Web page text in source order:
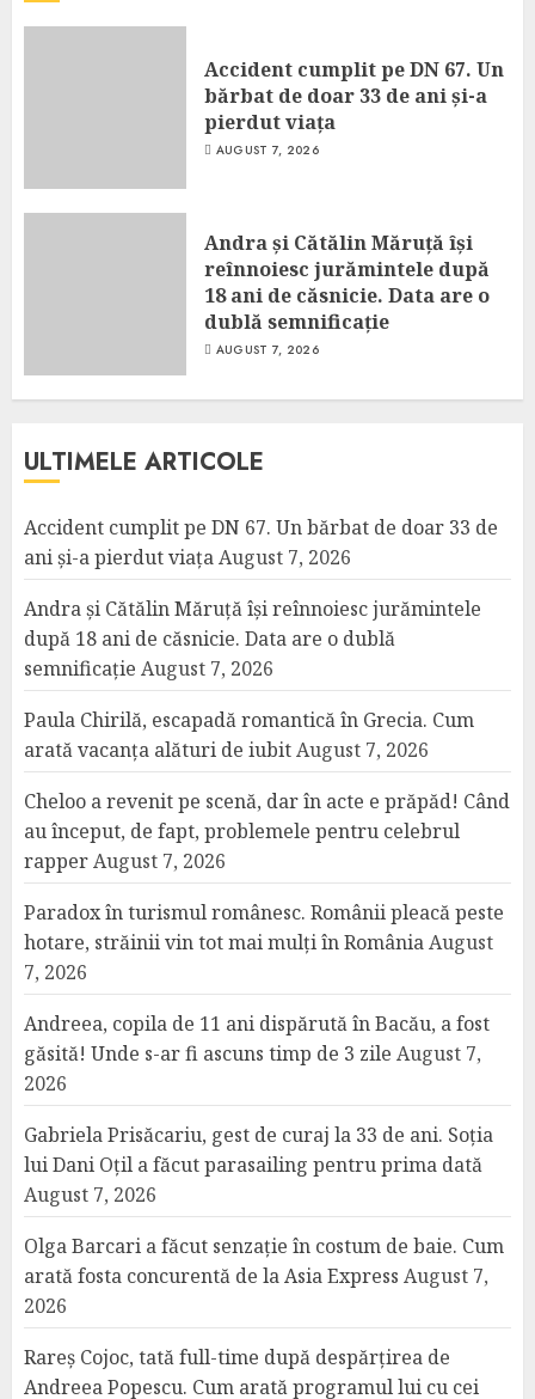
Accident cumplit pe DN 67. Un
bărbat de doar 33 de ani și-a
pierdut viața
AUGUST 7, 2026
Andra și Cătălin Măruță își
reînnoiesc jurămintele după
18 ani de căsnicie. Data are o
dublă semnificație
AUGUST 7, 2026
ULTIMELE ARTICOLE
Accident cumplit pe DN 67. Un bărbat de doar 33 de
ani și-a pierdut viațaAugust 7, 2026
Andra și Cătălin Măruță își reînnoiesc jurămintele
după 18 ani de căsnicie. Data are o dublă
semnificație August 7, 2026
Paula Chirilă, escapadă romantică în Grecia. Cum
arată vacanța alături de iubitAugust 7, 2026
Cheloo a revenit pe scenă, dar în acte e prăpăd! Când
au început, de fapt, problemele pentru celebrul
rapperAugust 7, 2026
Paradox în turismul românesc. Românii pleacă peste
hotare, străinii vin tot mai mulți în RomâniaAugust
7, 2026
Andreea, copila de 11 ani dispărută în Bacău, a fost
găsită! Unde s-ar fi ascuns timp de 3 zile August 7,
2026
Gabriela Prisăcariu, gest de curaj la 33 de ani. Soția
lui Dani Oțil a făcut parasailing pentru prima dată
August 7, 2026
Olga Barcari a făcut senzație în costum de baie. Cum
arată fosta concurentă de la Asia Express August 7,
2026
Rareș Cojoc, tată full-time după despărțirea de
Andreea Popescu. Cum arată programul lui cu cei